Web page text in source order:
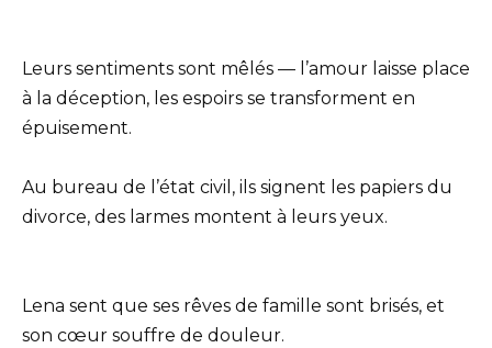
Leurs sentiments sont mêlés — l’amour laisse place
à la déception, les espoirs se transforment en
épuisement.
Au bureau de l’état civil, ils signent les papiers du
divorce, des larmes montent à leurs yeux.
Lena sent que ses rêves de famille sont brisés, et
son cœur souffre de douleur.